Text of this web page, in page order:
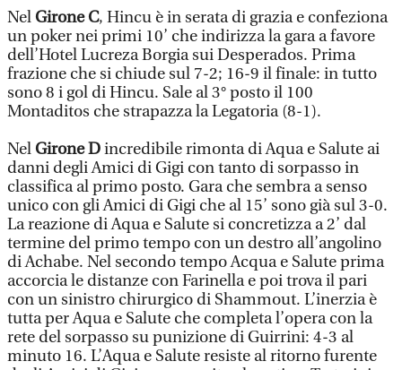
NelGirone C, Hincu è in serata di grazia e confeziona
un poker nei primi 10’ che indirizza la gara a favore
dell’Hotel Lucreza Borgia sui Desperados. Prima
frazione che si chiude sul 7-2; 16-9 il finale: in tutto
sono 8 i gol di Hincu. Sale al 3° posto il 100
Montaditos che strapazza la Legatoria (8-1).
NelGirone Dincredibile rimonta di Aqua e Salute ai
danni degli Amici di Gigi con tanto di sorpasso in
classifica al primo posto. Gara che sembra a senso
unico con gli Amici di Gigi che al 15’ sono già sul 3-0.
La reazione di Aqua e Salute si concretizza a 2’ dal
termine del primo tempo con un destro all’angolino
di Achabe. Nel secondo tempo Acqua e Salute prima
accorcia le distanze con Farinella e poi trova il pari
con un sinistro chirurgico di Shammout. L’inerzia è
tutta per Aqua e Salute che completa l’opera con la
rete del sorpasso su punizione di Guirrini: 4-3 al
minuto 16. L’Aqua e Salute resiste al ritorno furente